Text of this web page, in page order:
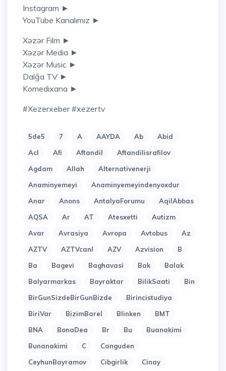
Instagram ►
YouTube Kanalımız ►
Xəzər Film ►
Xəzər Media ►
Xəzər Music ►
Dalğa TV ►
Komedixana ►
#xezerxeber #xezertv
5de5 7 A AAYDA Ab
Abid
Acl
Afi Aftandil
Aftandilisrafilov
Agdam
Allah
Alternativenerji
Anaminyemeyi
Anaminyemeyindenyoxdur
Anar
Anons AntalyaForumu
AqilAbbas
AQSA
Ar AT Atesxetti
Autizm
Avar
Avrasiya Avropa Avtobus
Az
AZTV
AZTVcanl AZV Azvision
B
Ba
Bagevi Baghavasi Bak
Balak
Balyarmarkas
Bayraktar BilikSaati
Bin
BirGunSizdeBirGunBizde
Birincistudiya
BiriVar
BizimBarel Blinken
BMT
BNA
BonaDea Br Bu
Buanakimi
Bunanakimi
C
Canguden
CeyhunBayramov
Cibgirlik
Cinay